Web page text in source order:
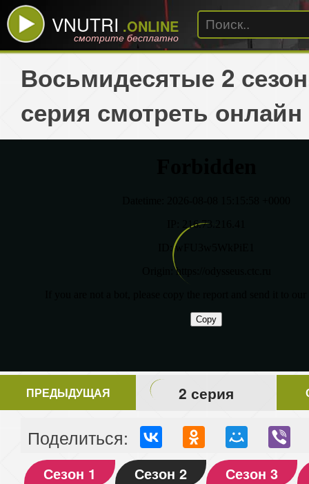
VNUTRI .ONLINE
смотрите бесплатно
Восьмидесятые 2
серия смотреть онлайн
ПРЕДЫДУЩАЯ 2 серия
Поделиться:
Сезон 1 Сезон 2
Сезон 3